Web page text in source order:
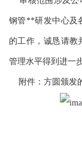
钢管**研发中心及
的工作，诚恳请教
管理水平得到进一
附件：方圆颁发